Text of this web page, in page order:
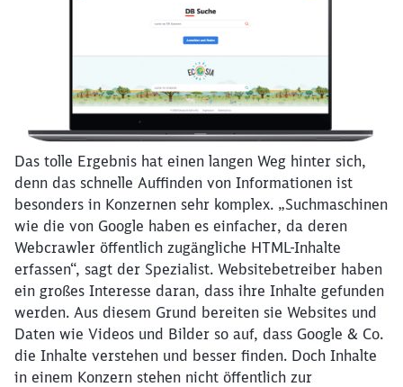
Das tolle Ergebnis hat einen langen Weg hinter sich,
denn das schnelle Auffinden von Informationen ist
besonders in Konzernen sehr komplex. „Suchmaschinen
wie die von Google haben es einfacher, da deren
Webcrawler öffentlich zugängliche HTML-Inhalte
erfassen“, sagt der Spezialist. Websitebetreiber haben
ein großes Interesse daran, dass ihre Inhalte gefunden
werden. Aus diesem Grund bereiten sie Websites und
Daten wie Videos und Bilder so auf, dass Google & Co.
die Inhalte verstehen und besser finden. Doch Inhalte
in einem Konzern stehen nicht öffentlich zur